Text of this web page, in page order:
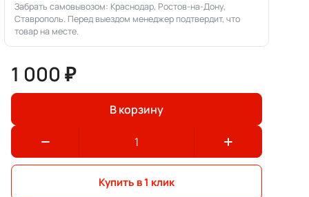
Забрать самовывозом: Краснодар, Ростов-на-Дону,
Ставрополь. Перед выездом менеджер подтвердит, что
товар на месте.
1 000 ₽
В корзину
Купить в 1 клик